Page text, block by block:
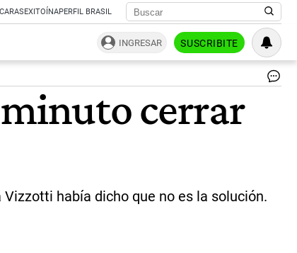
CARASEXITOÍNAPERFIL BRASIL
INGRESAR SUSCRIBITE
cerrar
había dicho que no es la solución.